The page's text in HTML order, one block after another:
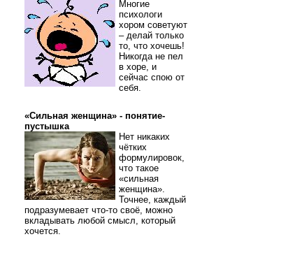
Многие
психологи
хором советуют
– делай только
то, что хочешь!
Никогда не пел
в хоре, и
сейчас спою от
себя.
«Сильная женщина» - понятие-
пустышка
Нет никаких
чётких
формулировок,
что такое
«сильная
женщина».
Точнее, каждый
подразумевает что-то своё, можно
вкладывать любой смысл, который
хочется.